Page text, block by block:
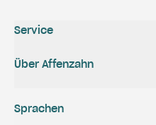
Service
Über Affenzahn
Sprachen